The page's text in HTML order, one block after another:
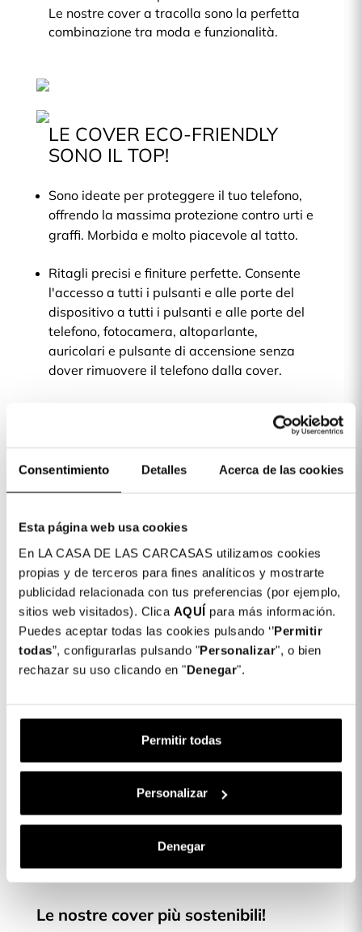
Consentimiento Detalles Acerca de las cookies
Esta página web usa cookies
En LA CASA DE LAS CARCASAS utilizamos cookies
propias y de terceros para fines analíticos y mostrarte
publicidad relacionada con tus preferencias (por ejemplo,
sitios web visitados). Clica AQUÍ para más información.
Puedes aceptar todas las cookies pulsando ‘’Permitir
todas”, configurarlas pulsando "Personalizar", o bien
rechazar su uso clicando en "Denegar".
Permitir todas
Personalizar
Denegar
Le nostre cover a tracolla sono la perfetta
combinazione tra moda e funzionalità.
LE COVER ECO-FRIENDLY
SONO IL TOP!
Sono ideate per proteggere il tuo telefono,
offrendo la massima protezione contro urti e
graffi. Morbida e molto piacevole al tatto.
Ritagli precisi e finiture perfette. Consente
l'accesso a tutti i pulsanti e alle porte del
dispositivo a tutti i pulsanti e alle porte del
telefono, fotocamera, altoparlante,
auricolari e pulsante di accensione senza
dover rimuovere il telefono dalla cover.
protezione senza aggiungere spessore al
e a portata di mano.
Dettagli del prodotto
Colore: Nero
COLORES DISPONIBLES
Nero Rosa
COVER ECOCASE - ECO
Le nostre cover più sostenibili!